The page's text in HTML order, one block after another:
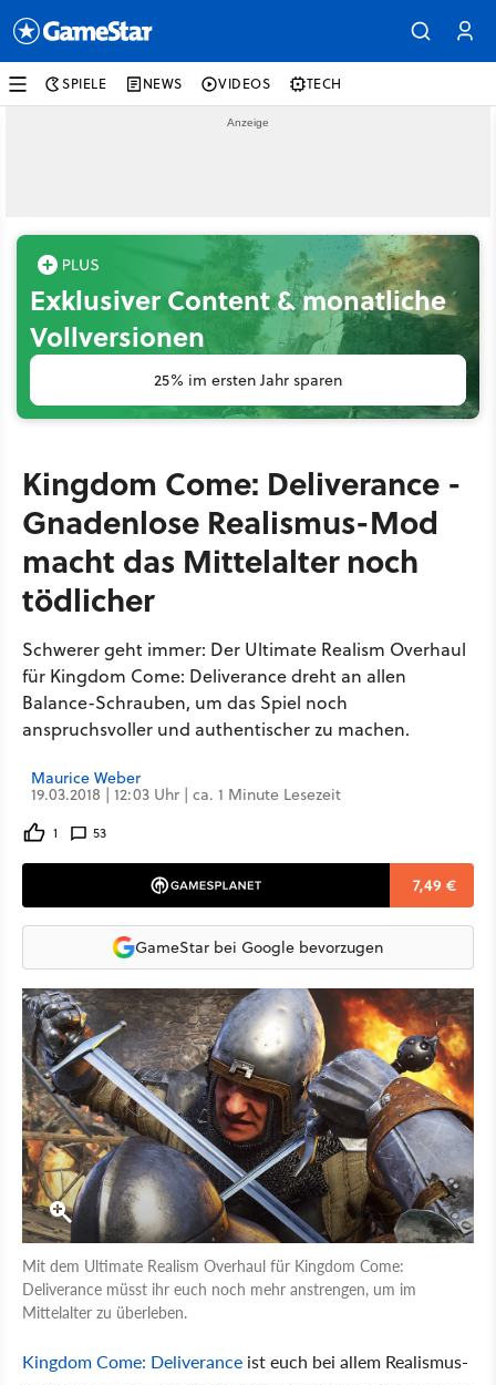
SPIELE NEWS VIDEOS TECH
Exklusiver Content & monatliche
Vollversionen
25% im ersten Jahr sparen
Kingdom Come: Deliverance -
Gnadenlose Realismus-Mod
macht das Mittelalter noch
tödlicher
Schwerer geht immer: Der Ultimate Realism Overhaul
für Kingdom Come: Deliverance dreht an allen
Balance-Schrauben, um das Spiel noch
anspruchsvoller und authentischer zu machen.
Maurice Weber
19.03.2018 | 12:03 Uhr | ca. 1 Minute Lesezeit
1 53
7,49 €
GameStar bei Google bevorzugen
Mit dem Ultimate Realism Overhaul für Kingdom Come:
Deliverance müsst ihr euch noch mehr anstrengen, um im
Mittelalter zu überleben.
Kingdom Come: Deliverance ist euch bei allem Realismus-